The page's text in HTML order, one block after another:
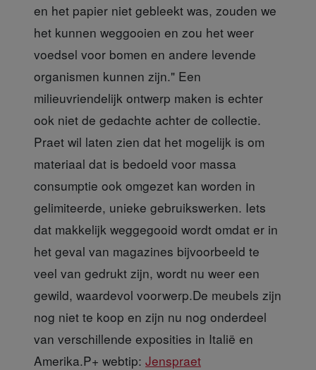
en het papier niet gebleekt was, zouden we
het kunnen weggooien en zou het weer
voedsel voor bomen en andere levende
organismen kunnen zijn." Een
milieuvriendelijk ontwerp maken is echter
ook niet de gedachte achter de collectie.
Praet wil laten zien dat het mogelijk is om
materiaal dat is bedoeld voor massa
consumptie ook omgezet kan worden in
gelimiteerde, unieke gebruikswerken. Iets
dat makkelijk weggegooid wordt omdat er in
het geval van magazines bijvoorbeeld te
veel van gedrukt zijn, wordt nu weer een
gewild, waardevol voorwerp.De meubels zijn
nog niet te koop en zijn nu nog onderdeel
van verschillende exposities in Italië en
Amerika.P+ webtip: Jenspraet